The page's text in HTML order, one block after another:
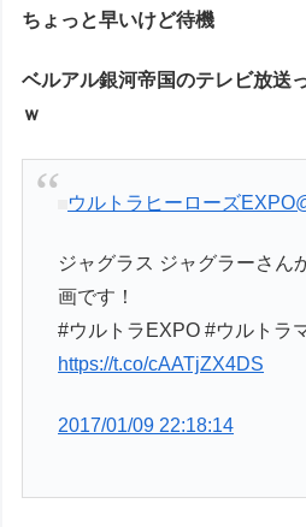
ちょっと早いけど待機
ベルアル銀河帝国のテレビ放送
ｗ
ウルトラヒーローズEXPO
ジャグラス ジャグラーさん
画です！
#ウルトラEXPO #ウルトラ
https://t.co/cAATjZX4DS
2017/01/09 22:18:14